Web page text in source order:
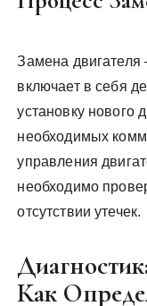
Замена двигателя
включает в себя
установку нового
необходимых
управления
необходимо
отсутствии утечек.
Как